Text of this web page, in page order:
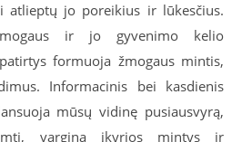
atlieptų jo poreikius ir lūkesčius.
ir jo gyvenimo kelio
formuoja žmogaus mintis,
Informacinis bei kasdienis
mūsų vidinę pusiausvyrą,
vargina įkyrios mintys ir